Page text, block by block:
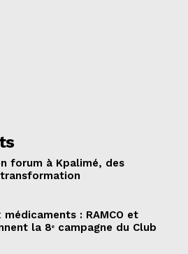
forum à Kpalimé, des
: RAMCO et
la 8ᵉ campagne du Club